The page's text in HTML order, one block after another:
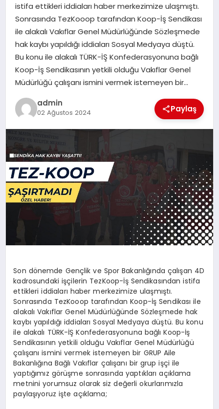
TEKNOLOJI
istifa ettikleri iddiaları haber merkezimize ulaşmıştı.
Sonrasında TezKooop tarafından Koop-İş Sendikası
ile alakalı Vakıflar Genel Müdürlüğünde Sözleşmede
hak kaybı yapıldığı iddiaları Sosyal Medyaya düştü.
Bu konu ile alakalı TÜRK-İŞ Konfederasyonuna bağlı
Koop-İş Sendikasının yetkili olduğu Vakıflar Genel
Müdürlüğü çalışanı ismini vermek istemeyen bir…
admin
02 Ağustos 2024 Paylaş
Son dönemde Gençlik ve Spor Bakanlığında çalışan 4D
kadrosundaki işçilerin TezKoop-İş Sendikasından istifa
ettikleri iddiaları haber merkezimize ulaşmıştı.
Sonrasında TezKooop tarafından Koop-İş Sendikası ile
alakalı Vakıflar Genel Müdürlüğünde Sözleşmede hak
kaybı yapıldığı iddiaları Sosyal Medyaya düştü. Bu konu
ile alakalı TÜRK-İŞ Konfederasyonuna bağlı Koop-İş
Sendikasının yetkili olduğu Vakıflar Genel Müdürlüğü
çalışanı ismini vermek istemeyen bir GRUP Aile
Bakanlığına Bağlı Vakıflar çalışanı bir grup işçi ile
yaptığımız görüşme sonrasında yaptıkları açıklama
metnini yorumsuz olarak siz değerli okurlarımızla
paylaşıyoruz işte açıklama;